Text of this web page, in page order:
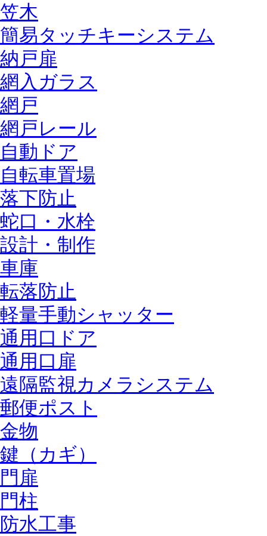
笠木
簡易タッチキーシステム
納戸扉
網入ガラス
網戸
網戸レール
自動ドア
自転車置場
落下防止
蛇口・水栓
設計・制作
車庫
転落防止
軽量手動シャッター
通用口ドア
通用口扉
遠隔監視カメラシステム
郵便ポスト
金物
鍵（カギ）
門扉
門柱
防水工事